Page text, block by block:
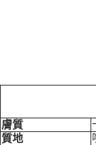
膚質
質地